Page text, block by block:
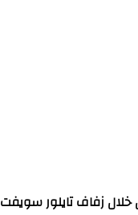
خلال زفاف تايلور سويفت